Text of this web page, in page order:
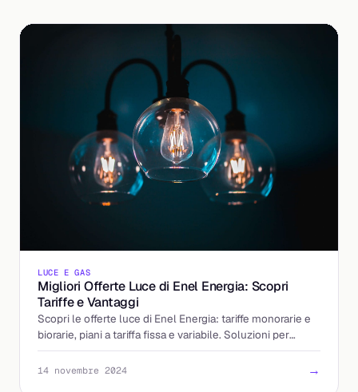
LUCE E GAS
Migliori Offerte Luce di Enel Energia: Scopri
Tariffe e Vantaggi
Scopri le offerte luce di Enel Energia: tariffe monorarie e
biorarie, piani a tariffa fissa e variabile. Soluzioni per
privati e aziende.
14 novembre 2024 →